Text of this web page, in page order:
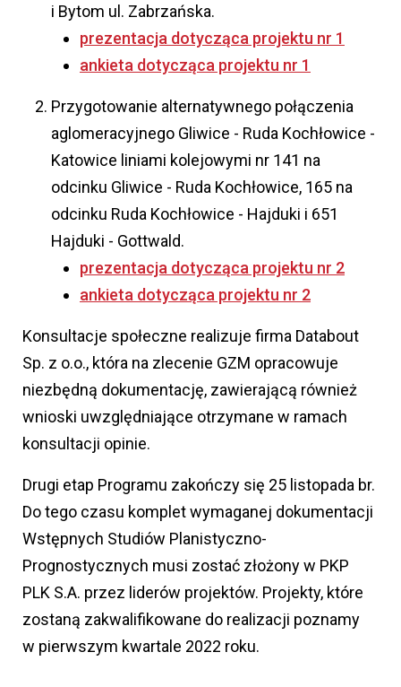
i Bytom ul. Zabrzańska.
prezentacja dotycząca projektu nr 1
ankieta dotycząca projektu nr 1
Przygotowanie alternatywnego połączenia
aglomeracyjnego Gliwice - Ruda Kochłowice -
Katowice liniami kolejowymi nr 141 na
odcinku Gliwice - Ruda Kochłowice, 165 na
odcinku Ruda Kochłowice - Hajduki i 651
Hajduki - Gottwald.
prezentacja dotycząca projektu nr 2
ankieta dotycząca projektu nr 2
Konsultacje społeczne realizuje firma Databout
Sp. z o.o., która na zlecenie GZM opracowuje
niezbędną dokumentację, zawierającą również
wnioski uwzględniające otrzymane w ramach
konsultacji opinie.
Drugi etap Programu zakończy się 25 listopada br.
Do tego czasu komplet wymaganej dokumentacji
Wstępnych Studiów Planistyczno-
Prognostycznych musi zostać złożony w PKP
PLK S.A. przez liderów projektów. Projekty, które
zostaną zakwalifikowane do realizacji poznamy
w pierwszym kwartale 2022 roku.